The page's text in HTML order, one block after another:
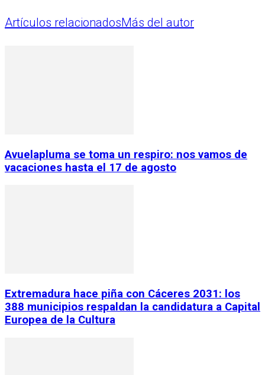
Artículos relacionadosMás del autor
Avuelapluma se toma un respiro: nos vamos de
vacaciones hasta el 17 de agosto
Extremadura hace piña con Cáceres 2031: los
388 municipios respaldan la candidatura a Capital
Europea de la Cultura